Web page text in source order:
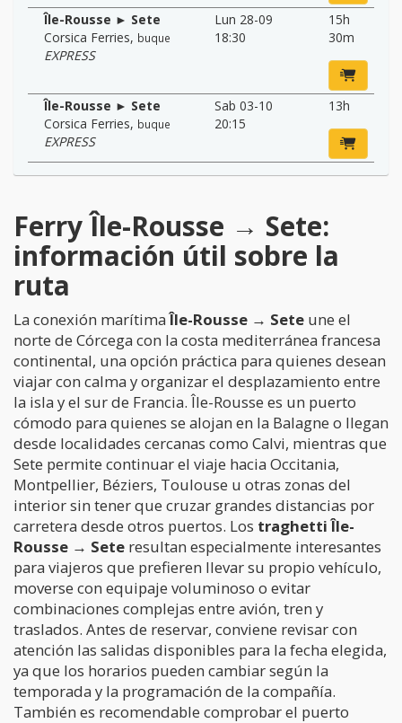
Île-Rousse ► Sete
Corsica Ferries, buque
EXPRESS
Lun 28-09
18:30
15h
30m
Île-Rousse ► Sete
Corsica Ferries, buque
EXPRESS
Sab 03-10
20:15
13h
Ferry Île-Rousse → Sete:
información útil sobre la
ruta
La conexión marítimaÎle-Rousse → Sete une el
norte de Córcega con la costa mediterránea francesa
continental, una opción práctica para quienes desean
viajar con calma y organizar el desplazamiento entre
la isla y el sur de Francia. Île-Rousse es un puerto
cómodo para quienes se alojan en la Balagne o llegan
desde localidades cercanas como Calvi, mientras que
Sete permite continuar el viaje hacia Occitania,
Montpellier, Béziers, Toulouse u otras zonas del
interior sin tener que cruzar grandes distancias por
carretera desde otros puertos. Los traghetti Île-
Rousse → Sete resultan especialmente interesantes
para viajeros que prefieren llevar su propio vehículo,
moverse con equipaje voluminoso o evitar
combinaciones complejas entre avión, tren y
traslados. Antes de reservar, conviene revisar con
atención las salidas disponibles para la fecha elegida,
ya que los horarios pueden cambiar según la
temporada y la programación de la compañía.
También es recomendable comprobar el puerto